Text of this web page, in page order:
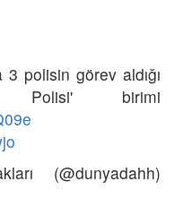
polisin görev aldığı
Polisi' birimi
(@dunyadahh)